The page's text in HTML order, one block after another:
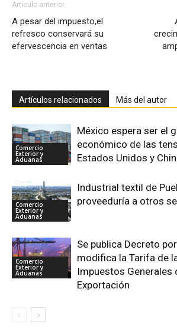
Artículo anterior
A pesar del impuesto,el
refresco conservará su
efervescencia en ventas
Artículos relacionados Más del autor
Comercio
Exterior y
Aduanas
México espera ser el
económico de las
Estados Unidos y
Comercio
Exterior y
Aduanas
Industrial textil de
proveeduría a otros
Comercio
Exterior y
Aduanas
Se publica Decreto
modifica la Tarifa de
Impuestos Generales
Exportación